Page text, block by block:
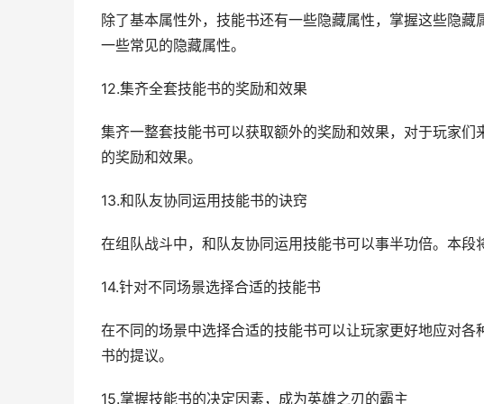
除了基本属性外，技能书还有一些隐藏属性，掌握这些隐
一些常见的隐藏属性。
12.集齐全套技能书的奖励和效果
集齐一整套技能书可以获取额外的奖励和效果，对于玩家
的奖励和效果。
13.和队友协同运用技能书的诀窍
在组队战斗中，和队友协同运用技能书可以事半功倍。本段
14.针对不同场景选择合适的技能书
在不同的场景中选择合适的技能书可以让玩家更好地应对
书的提议。
15.掌握技能书的决定因素，成为英雄之刃的霸主